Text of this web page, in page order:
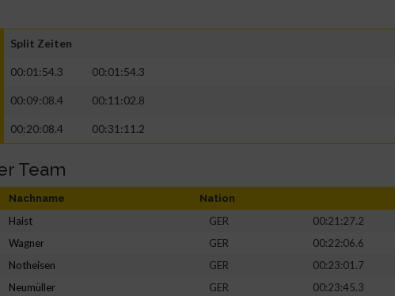
Split Zeiten
00:01:54.3 00:01:54.3
00:09:08.4 00:11:02.8
00:20:08.4 00:31:11.2
Team
Nachname Nation
Haist GER 00:21:27.2
Wagner GER
00:22:06.6
Notheisen GER
00:23:01.7
Neumüller GER
00:23:45.3